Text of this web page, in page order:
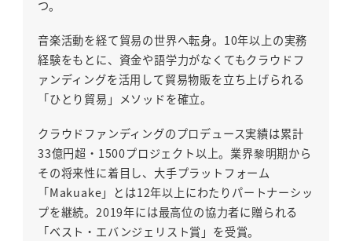
つ。
音楽活動を経て貿易の世界へ転身。10年以上の実務
経験をもとに、資金や語学力がなくてもクラウドフ
ァンディングを活用して貿易物販を立ち上げられる
「ひとり貿易」メソッドを確立。
クラウドファンディングのプロデュース実績は累計
33億円超・1500プロジェクト以上。業界黎明期から
その将来性に着目し、大手プラットフォーム
「Makuake」とは12年以上にわたりパートナーシッ
プを継続。2019年には最高位の協力者に贈られる
「ベスト・エバンジェリスト賞」を受賞。